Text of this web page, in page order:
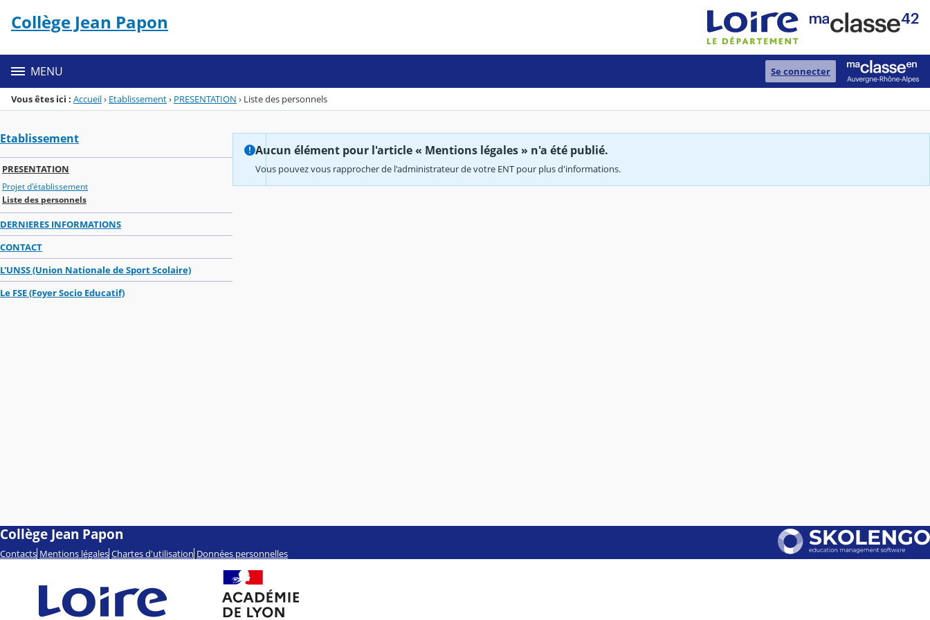
Menu de la rubrique
Contenu
Collège Jean Papon
MENU Se connecter
Vous êtes ici : Accueil› Etablissement› PRESENTATION › Liste des personnels
Etablissement
PRESENTATION
Projet d'établissement
Liste des personnels
DERNIERES INFORMATIONS
CONTACT
L'UNSS (Union Nationale de Sport Scolaire)
Le FSE (Foyer Socio Educatif)
Aucun élément pour l'article « Mentions légales » n'a été publié.
Vous pouvez vous rapprocher de l'administrateur de votre ENT pour plus d'informations.
Collège Jean Papon
Contacts Mentions légales Chartes d'utilisation Données personnelles